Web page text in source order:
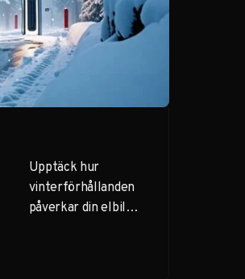
Upptäck hur
vinterförhållanden
påverkar din elbils